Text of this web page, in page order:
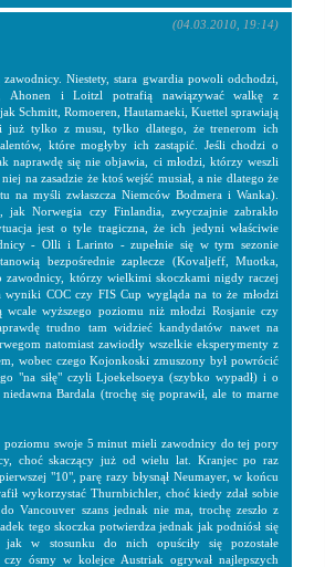
Niestety, stara gwardia powoli odchodzi,
Ahonen i Loitzl potrafią nawiązywać walkę z
Schmitt, Romoeren, Hautamaeki, Kuettel sprawiają
już tylko z musu, tylko dlatego, że trenerom ich
które mogłyby ich zastąpić. Jeśli chodzi o
naprawdę się nie objawia, ci młodzi, którzy weszli
na zasadzie że ktoś wejść musiał, a nie dlatego że
na myśli zwłaszcza Niemców Bodmera i Wanka).
jak Norwegia czy Finlandia, zwyczajnie zabrakło
jest o tyle tragiczna, że ich jedyni właściwie
- Olli i Larinto - zupełnie się w tym sezonie
bezpośrednie zaplecze (Kovaljeff, Muotka,
którzy wielkimi skoczkami nigdy raczej
wyniki COC czy FIS Cup wygląda na to że młodzi
wcale wyższego poziomu niż młodzi Rosjanie czy
trudno tam widzieć kandydatów nawet na
natomiast zawiodły wszelkie eksperymenty z
wobec czego Kojonkoski zmuszony był powrócić
"na siłę" czyli Ljoekelsoeya (szybko wypadł) i o
niedawna Bardala (trochę się poprawił, ale to marne
poziomu swoje 5 minut mieli zawodnicy do tej pory
choć skaczący już od wielu lat. Kranjec po raz
"10", parę razy błysnął Neumayer, w końcu
wykorzystać Thurnbichler, choć kiedy zdał sobie
Vancouver szans jednak nie ma, trochę zeszło z
tego skoczka potwierdza jednak jak podniósł się
w stosunku do nich opuściły się pozostałe
czy ósmy w kolejce Austriak ogrywał najlepszych
(04.03.2010, 19:14)